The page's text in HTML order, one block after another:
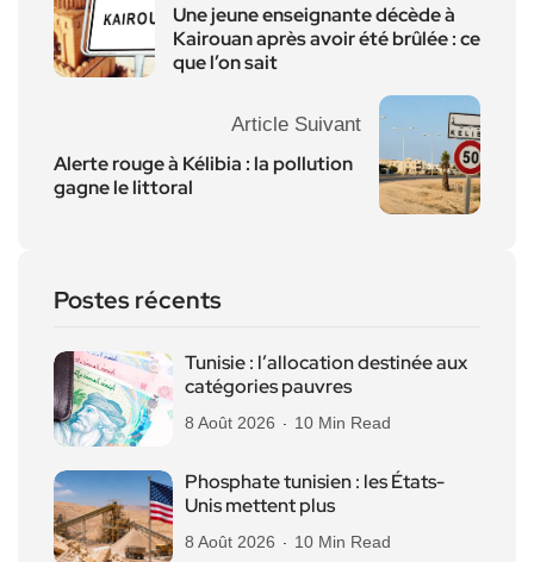
Une jeune enseignante décède à
Kairouan après avoir été brûlée : ce
que l’on sait
Article Suivant
Alerte rouge à Kélibia : la pollution
gagne le littoral
Postes récents
Tunisie : l’allocation destinée aux
catégories pauvres
8 Août 2026 10 Min Read
Phosphate tunisien : les États-
Unis mettent plus
8 Août 2026 10 Min Read